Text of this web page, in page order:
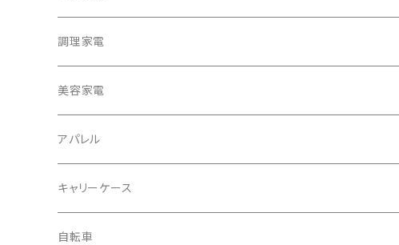
テレビ
冷蔵庫・冷凍庫
洗濯機
掃除機
電動モップ
AV機器
調理家電
美容家電
アパレル
バッグ
メンズ
キャリーケース
自転車